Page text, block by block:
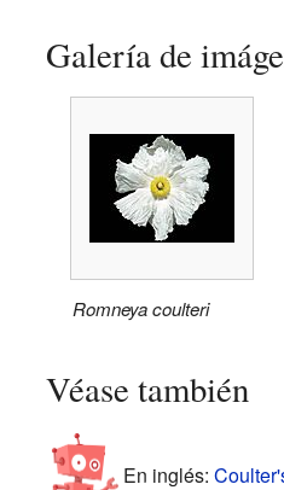
Galería de
Romneya coulteri
Véase también
En inglés: